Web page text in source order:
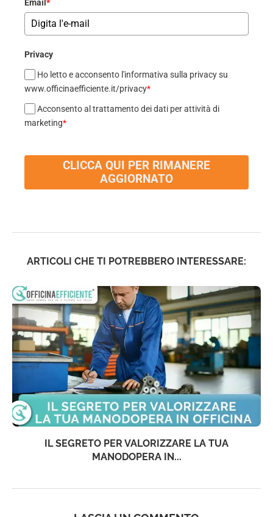
Email *
Privacy
Ho letto e acconsento l'informativa sulla privacy su
www.officinaefficiente.it/privacy*
Acconsento al trattamento dei dati per attività di
marketing*
CLICCA QUI PER RIMANERE
AGGIORNATO
ARTICOLI CHE TI POTREBBERO INTERESSARE:
IL SEGRETO PER VALORIZZARE LA TUA
MANODOPERA IN...